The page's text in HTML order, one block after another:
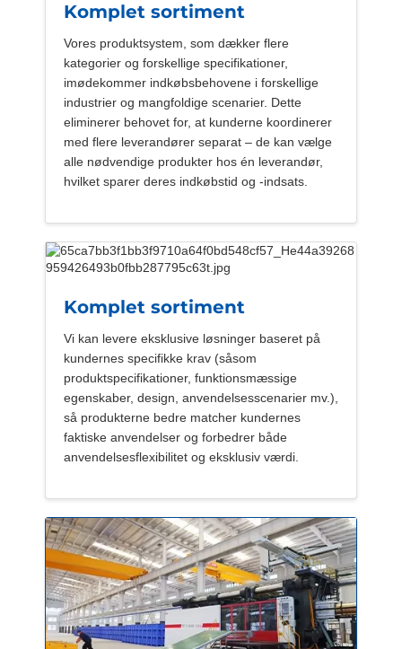
Komplet sortiment
Vores produktsystem, som dækker flere
kategorier og forskellige specifikationer,
imødekommer indkøbsbehovene i forskellige
industrier og mangfoldige scenarier. Dette
eliminerer behovet for, at kunderne koordinerer
med flere leverandører separat – de kan vælge
alle nødvendige produkter hos én leverandør,
hvilket sparer deres indkøbstid og -indsats.
Komplet sortiment
Vi kan levere eksklusive løsninger baseret på
kundernes specifikke krav (såsom
produktspecifikationer, funktionsmæssige
egenskaber, design, anvendelsesscenarier mv.),
så produkterne bedre matcher kundernes
faktiske anvendelser og forbedrer både
anvendelsesflexibilitet og eksklusiv værdi.